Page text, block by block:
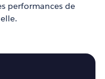
performances de